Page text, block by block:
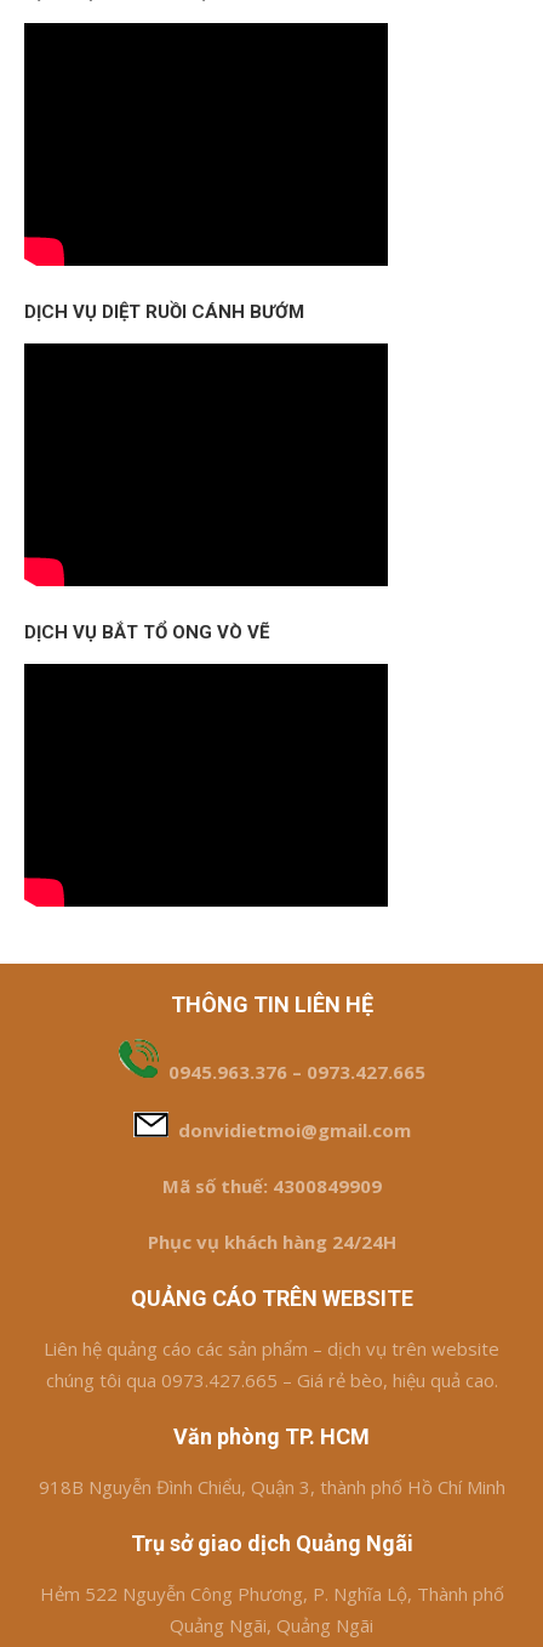
DỊCH VỤ DIỆT RUỒI CÁNH BƯỚM
DỊCH VỤ BẮT TỔ ONG VÒ VẼ
THÔNG TIN LIÊN HỆ
0945.963.376 – 0973.427.665
donvidietmoi@gmail.com
Mã số thuế: 4300849909
Phục vụ khách hàng 24/24H
QUẢNG CÁO TRÊN WEBSITE
Liên hệ quảng cáo các sản phẩm – dịch vụ trên website
chúng tôi qua 0973.427.665 – Giá rẻ bèo, hiệu quả cao.
Văn phòng TP. HCM
918B Nguyễn Đình Chiểu, Quận 3, thành phố Hồ Chí Minh
Trụ sở giao dịch Quảng Ngãi
Hẻm 522 Nguyễn Công Phương, P. Nghĩa Lộ, Thành phố
Quảng Ngãi, Quảng Ngãi